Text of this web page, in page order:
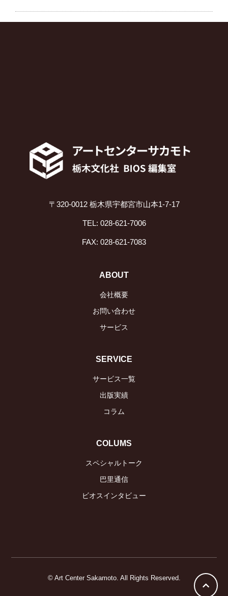
〒320-0012 栃木県宇都宮市山本1-7-17
TEL: 028-621-7006
FAX: 028-621-7083
ABOUT
会社概要
お問い合わせ
サービス
SERVICE
サービス一覧
出版実績
コラム
COLUMS
スペシャルトーク
巴里通信
ビオスインタビュー
© Art Center Sakamoto. All Rights Reserved.